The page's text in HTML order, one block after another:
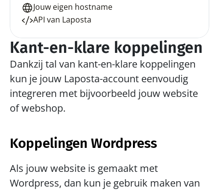
Jouw eigen hostname
API van Laposta
Kant-en-klare koppelingen
Dankzij tal van kant-en-klare koppelingen
kun je jouw Laposta-account eenvoudig
integreren met bijvoorbeeld jouw website
of webshop.
Koppelingen Wordpress
Als jouw website is gemaakt met
Wordpress, dan kun je gebruik maken van